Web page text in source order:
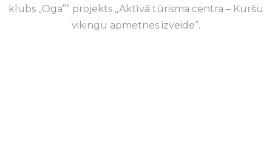
klubs „Oga”” projekts „Aktīvā tūrisma centra – Kuršu
vikingu apmetnes izveide”.